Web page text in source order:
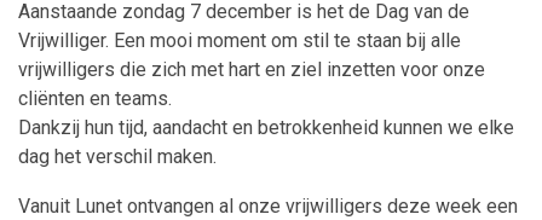
Aanstaande zondag 7 december is het de Dag van de
Vrijwilliger. Een mooi moment om stil te staan bij alle
vrijwilligers die zich met hart en ziel inzetten voor onze
cliënten en teams.
Dankzij hun tijd, aandacht en betrokkenheid kunnen we elke
dag het verschil maken.
Vanuit Lunet ontvangen al onze vrijwilligers deze week een